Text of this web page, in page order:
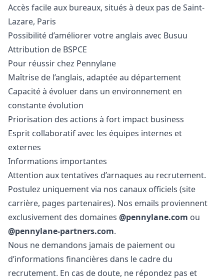
Accès facile aux bureaux, situés à deux pas de Saint-
Lazare, Paris
Possibilité d’améliorer votre anglais avec Busuu
Attribution de BSPCE
Pour réussir chez Pennylane
Maîtrise de l’anglais, adaptée au département
Capacité à évoluer dans un environnement en
constante évolution
Priorisation des actions à fort impact business
Esprit collaboratif avec les équipes internes et
externes
Informations importantes
Attention aux tentatives d’arnaques au recrutement.
Postulez uniquement via nos canaux officiels (site
carrière, pages partenaires). Nos emails proviennent
exclusivement des domaines @pennylane.com ou
@pennylane-partners.com.
Nous ne demandons jamais de paiement ou
d’informations financières dans le cadre du
recrutement. En cas de doute, ne répondez pas et